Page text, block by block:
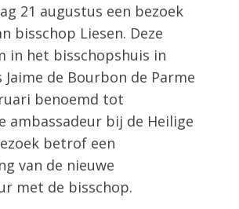
21 augustus een bezoek
bisschop Liesen. Deze
in het bisschopshuis in
Jaime de Bourbon de Parme
benoemd tot
ambassadeur bij de Heilige
betrof een
van de nieuwe
met de bisschop.